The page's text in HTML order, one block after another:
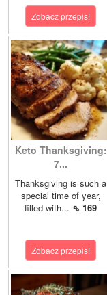
Zobacz przepis!
Keto Thanksgiving:
7...
Thanksgiving is such a
special time of year,
filled with... ⇖ 169
Zobacz przepis!